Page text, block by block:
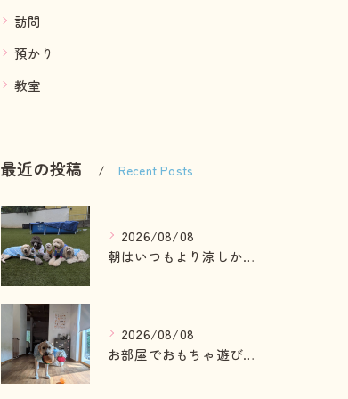
訪問
預かり
教室
最近の投稿 Recent Posts
2026/08/08
朝はいつもより涼しかったのでお散歩も行けました😄
2026/08/08
お部屋でおもちゃ遊びしている2ぴき🩷